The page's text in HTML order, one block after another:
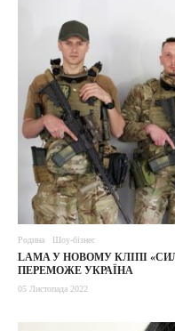
Родина Шоу-бізнес
LAMA У НОВОМУ КЛІПІ
ПЕРЕМОЖЕ УКРАЇНА
05 Листопада 2022